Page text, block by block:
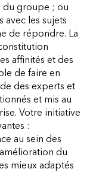
du groupe ; ou
avec les sujets
de répondre. La
affinités et des
de faire en
des experts et
et mis au
Votre initiative
:
au sein des
du
mieux adaptés